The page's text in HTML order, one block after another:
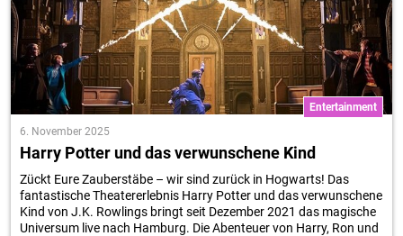
Entertainment
6. November 2025
Harry Potter und das verwunschene Kind
Zückt Eure Zauberstäbe – wir sind zurück in Hogwarts! Das
fantastische Theatererlebnis Harry Potter und das verwunschene
Kind von J.K. Rowlings bringt seit Dezember 2021 das magische
Universum live nach Hamburg. Die Abenteuer von Harry, Ron und